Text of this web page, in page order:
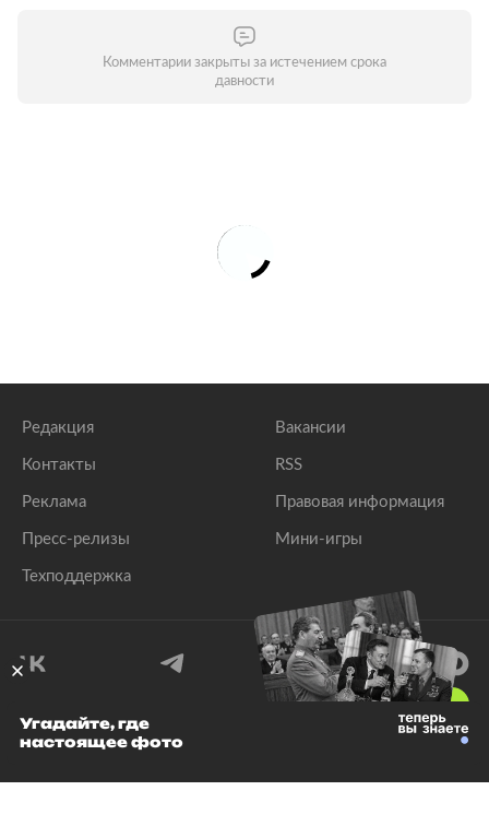
Комментарии закрыты за истечением срока
давности
Редакция
Контакты
Реклама
Пресс-релизы
Техподдержка
Вакансии
RSS
Правовая информация
Мини-игры
© 1999–2026 Все права защищены.
Угадайте, где
настоящее фото